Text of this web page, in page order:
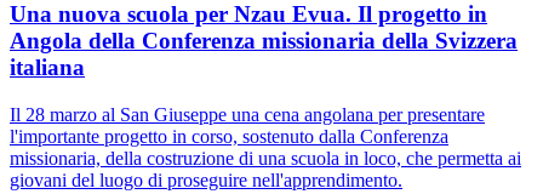
Una nuova scuola per Nzau Evua. Il progetto in
Angola della Conferenza missionaria della Svizzera
italiana
Il 28 marzo al San Giuseppe una cena angolana per presentare
l'importante progetto in corso, sostenuto dalla Conferenza
missionaria, della costruzione di una scuola in loco, che permetta ai
giovani del luogo di proseguire nell'apprendimento.